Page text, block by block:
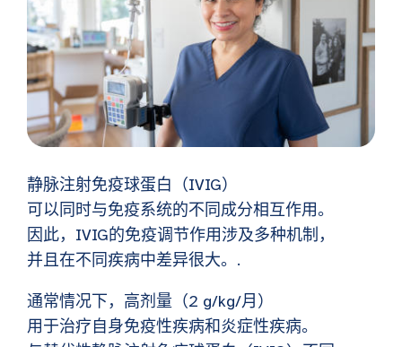
静脉注射免疫球蛋白（IVIG）
可以同时与免疫系统的不同成分相互作用。
因此，IVIG的免疫调节作用涉及多种机制，
并且在不同疾病中差异很大。.
通常情况下，高剂量（2 g/kg/月）
用于治疗自身免疫性疾病和炎症性疾病。